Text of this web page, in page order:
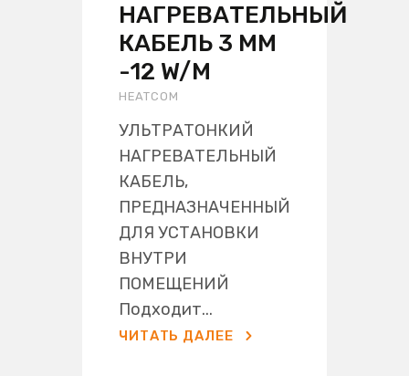
НАГРЕВАТЕЛЬНЫЙ
КАБЕЛЬ 3 ММ
-12 W/M
HEATCOM
УЛЬТРАТОНКИЙ
НАГРЕВАТЕЛЬНЫЙ
КАБЕЛЬ,
ПРЕДНАЗНАЧЕННЫЙ
ДЛЯ УСТАНОВКИ
ВНУТРИ
ПОМЕЩЕНИЙ
Подходит...
ЧИТАТЬ ДАЛЕЕ